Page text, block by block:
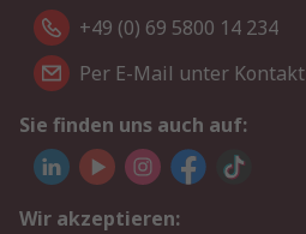
+49 (0) 69 5800 14 234
Per E-Mail unter Kontakt
Sie finden uns auch auf:
Wir akzeptieren: